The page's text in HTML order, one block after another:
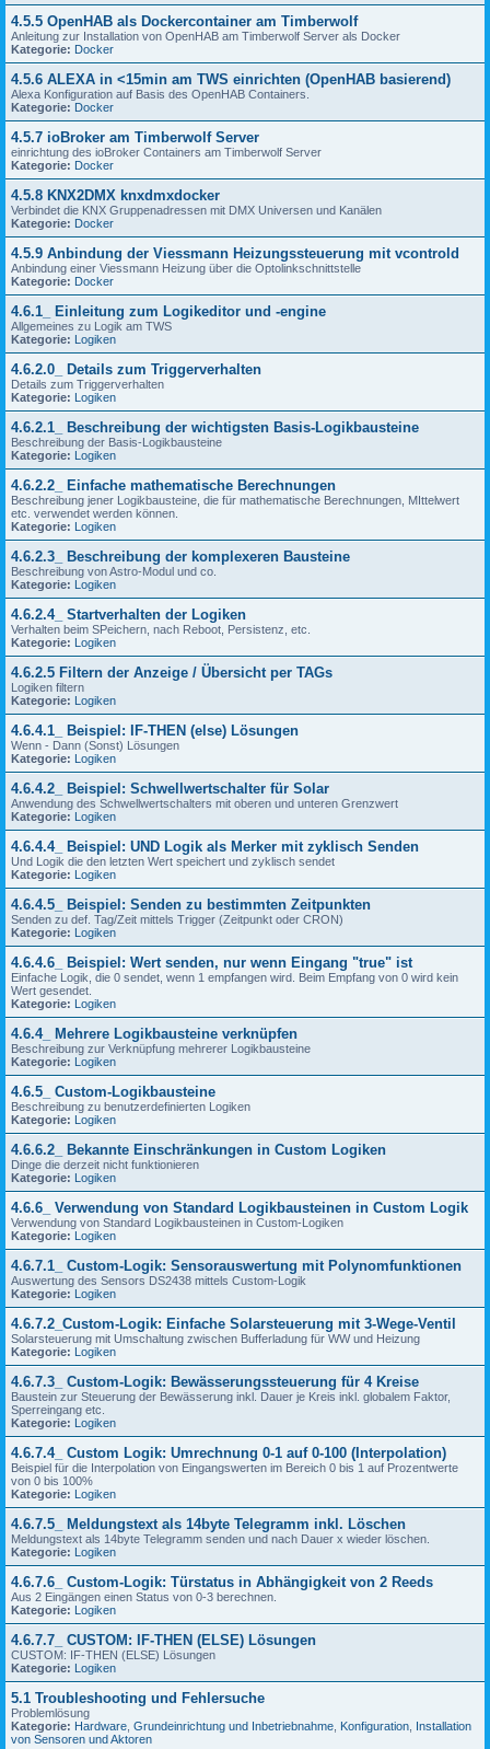
4.5.5 OpenHAB als Dockercontainer am Timberwolf
Anleitung zur Installation von OpenHAB am Timberwolf Server als Docker
Kategorie: Docker
4.5.6 ALEXA in <15min am TWS einrichten (OpenHAB basierend)
Alexa Konfiguration auf Basis des OpenHAB Containers.
Kategorie: Docker
4.5.7 ioBroker am Timberwolf Server
einrichtung des ioBroker Containers am Timberwolf Server
Kategorie: Docker
4.5.8 KNX2DMX knxdmxdocker
Verbindet die KNX Gruppenadressen mit DMX Universen und Kanälen
Kategorie: Docker
4.5.9 Anbindung der Viessmann Heizungssteuerung mit vcontrold
Anbindung einer Viessmann Heizung über die Optolinkschnittstelle
Kategorie: Docker
4.6.1_ Einleitung zum Logikeditor und -engine
Allgemeines zu Logik am TWS
Kategorie: Logiken
4.6.2.0_ Details zum Triggerverhalten
Details zum Triggerverhalten
Kategorie: Logiken
4.6.2.1_ Beschreibung der wichtigsten Basis-Logikbausteine
Beschreibung der Basis-Logikbausteine
Kategorie: Logiken
4.6.2.2_ Einfache mathematische Berechnungen
Beschreibung jener Logikbausteine, die für mathematische Berechnungen, MIttelwert
etc. verwendet werden können.
Kategorie: Logiken
4.6.2.3_ Beschreibung der komplexeren Bausteine
Beschreibung von Astro-Modul und co.
Kategorie: Logiken
4.6.2.4_ Startverhalten der Logiken
Verhalten beim SPeichern, nach Reboot, Persistenz, etc.
Kategorie: Logiken
4.6.2.5 Filtern der Anzeige / Übersicht per TAGs
Logiken filtern
Kategorie: Logiken
4.6.4.1_ Beispiel: IF-THEN (else) Lösungen
Wenn - Dann (Sonst) Lösungen
Kategorie: Logiken
4.6.4.2_ Beispiel: Schwellwertschalter für Solar
Anwendung des Schwellwertschalters mit oberen und unteren Grenzwert
Kategorie: Logiken
4.6.4.4_ Beispiel: UND Logik als Merker mit zyklisch Senden
Und Logik die den letzten Wert speichert und zyklisch sendet
Kategorie: Logiken
4.6.4.5_ Beispiel: Senden zu bestimmten Zeitpunkten
Senden zu def. Tag/Zeit mittels Trigger (Zeitpunkt oder CRON)
Kategorie: Logiken
4.6.4.6_ Beispiel: Wert senden, nur wenn Eingang "true" ist
Einfache Logik, die 0 sendet, wenn 1 empfangen wird. Beim Empfang von 0 wird kein
Wert gesendet.
Kategorie: Logiken
4.6.4_ Mehrere Logikbausteine verknüpfen
Beschreibung zur Verknüpfung mehrerer Logikbausteine
Kategorie: Logiken
4.6.5_ Custom-Logikbausteine
Beschreibung zu benutzerdefinierten Logiken
Kategorie: Logiken
4.6.6.2_ Bekannte Einschränkungen in Custom Logiken
Dinge die derzeit nicht funktionieren
Kategorie: Logiken
4.6.6_ Verwendung von Standard Logikbausteinen in Custom Logik
Verwendung von Standard Logikbausteinen in Custom-Logiken
Kategorie: Logiken
4.6.7.1_ Custom-Logik: Sensorauswertung mit Polynomfunktionen
Auswertung des Sensors DS2438 mittels Custom-Logik
Kategorie: Logiken
4.6.7.2_Custom-Logik: Einfache Solarsteuerung mit 3-Wege-Ventil
Solarsteuerung mit Umschaltung zwischen Bufferladung für WW und Heizung
Kategorie: Logiken
4.6.7.3_ Custom-Logik: Bewässerungssteuerung für 4 Kreise
Baustein zur Steuerung der Bewässerung inkl. Dauer je Kreis inkl. globalem Faktor,
Sperreingang etc.
Kategorie: Logiken
4.6.7.4_ Custom Logik: Umrechnung 0-1 auf 0-100 (Interpolation)
Beispiel für die Interpolation von Eingangswerten im Bereich 0 bis 1 auf Prozentwerte
von 0 bis 100%
Kategorie: Logiken
4.6.7.5_ Meldungstext als 14byte Telegramm inkl. Löschen
Meldungstext als 14byte Telegramm senden und nach Dauer x wieder löschen.
Kategorie: Logiken
4.6.7.6_ Custom-Logik: Türstatus in Abhängigkeit von 2 Reeds
Aus 2 Eingängen einen Status von 0-3 berechnen.
Kategorie: Logiken
4.6.7.7_ CUSTOM: IF-THEN (ELSE) Lösungen
CUSTOM: IF-THEN (ELSE) Lösungen
Kategorie: Logiken
5.1 Troubleshooting und Fehlersuche
Problemlösung
Kategorie: Hardware Grundeinrichtung und Inbetriebnahme Konfiguration Installation
von Sensoren und Aktoren